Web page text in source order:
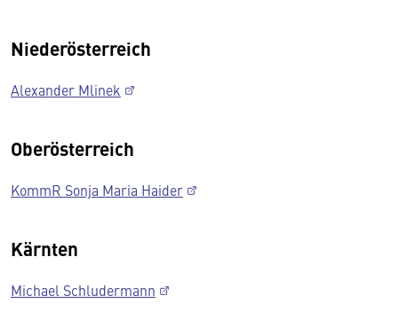
Niederösterreich
Alexander Mlinek
Oberösterreich
KommR Sonja Maria Haider
Kärnten
Michael Schludermann